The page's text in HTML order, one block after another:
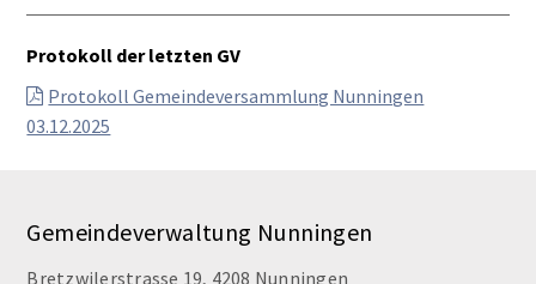
Protokoll der letzten GV
Protokoll Gemeindeversammlung Nunningen
03.12.2025
Footer
Gemeindeverwaltung Nunningen
Bretzwilerstrasse 19, 4208 Nunningen